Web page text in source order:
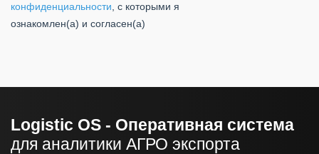
конфиденциальности , с которыми я
ознакомлен(а) и согласен(а)
Logistic OS - Оперативная система
для аналитики АГРО экспорта